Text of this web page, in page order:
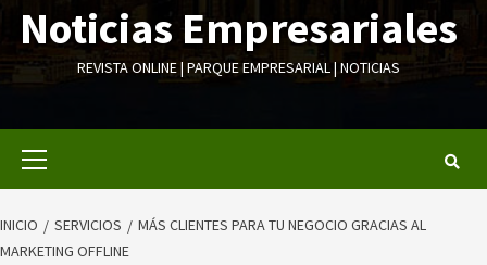
Noticias Empresariales
REVISTA ONLINE | PARQUE EMPRESARIAL | NOTICIAS
INICIO SERVICIOS
MÁS CLIENTES PARA TU NEGOCIO GRACIAS AL
MARKETING OFFLINE